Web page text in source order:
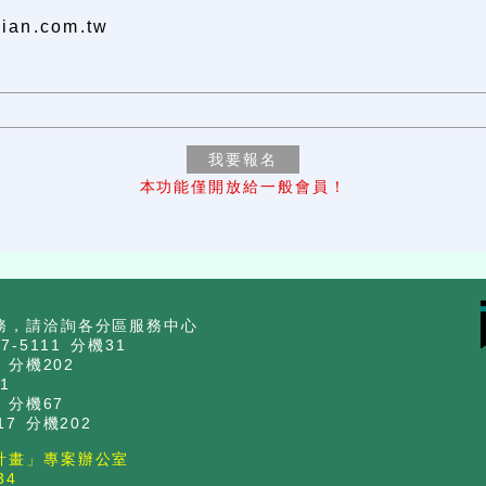
本功能僅開放給一般會員！
，請洽詢各分區服務中心
5111 分機31
分機202
分機67
分機202
畫」專案辦公室